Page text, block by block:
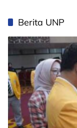
Berita UNP